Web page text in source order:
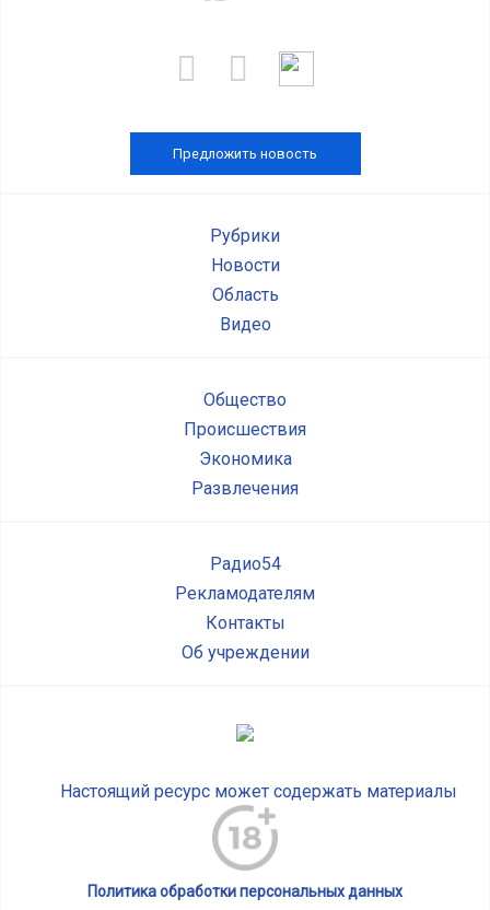
Предложить новость
Рубрики
Новости
Область
Видео
Общество
Происшествия
Экономика
Развлечения
Радио54
Рекламодателям
Контакты
Об учреждении
Настоящий ресурс может содержать материалы
Политика обработки персональных данных